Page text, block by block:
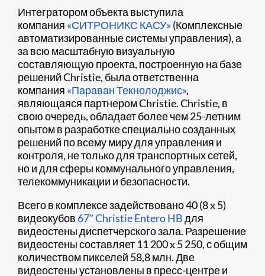
Интегратором объекта выступила
компания «СИТРОНИКС КАСУ» (Комплексные
автоматизированные системы управления), а
за всю масштабную визуальную
составляющую проекта, построенную на базе
решений Christie, была ответственна
компания «Параван Текнолоджис»,
являющаяся партнером Christie. Christie, в
свою очередь, обладает более чем 25-летним
опытом в разработке специально созданных
решений по всему миру для управления и
контроля, не только для транспортных сетей,
но и для сферы коммунального управления,
телекоммуникации и безопасности.
Всего в комплексе задействовано 40 (8 x 5)
видеокубов 67" Christie Entero HBдля
видеостены диспетчерского зала. Разрешение
видеостены составляет 11 200 x 5 250, с общим
количеством пикселей 58,8 млн. Две
видеостены установлены в пресс-центре и